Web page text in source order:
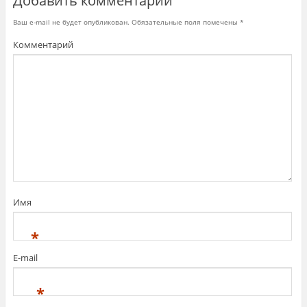
Ваш e-mail не будет опубликован. Обязательные поля помечены *
Комментарий
Имя
*
E-mail
*